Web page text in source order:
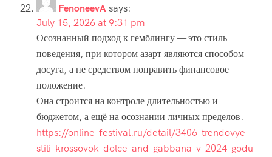
FenoneevAsays:
July 15, 2026 at 9:31 pm
Осознанный подход к гемблингу — это стиль
поведения, при котором азарт являются способом
досуга, а не средством поправить финансовое
положение.
Она строится на контроле длительностью и
бюджетом, а ещё на осознании личных пределов.
https://online-festival.ru/detail/3406-trendovye-
stili-krossovok-dolce-and-gabbana-v-2024-godu-